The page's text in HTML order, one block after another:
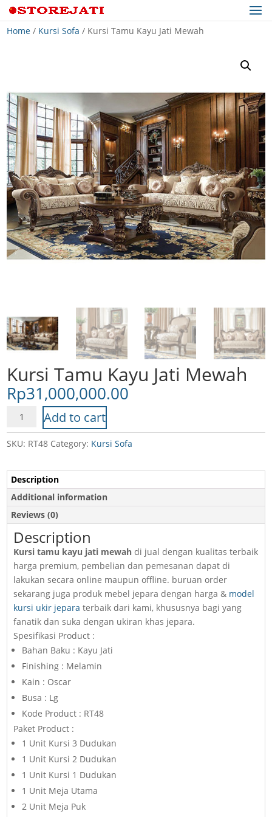
Home / Kursi Sofa / Kursi Tamu Kayu Jati Mewah
Kursi Tamu Kayu Jati Mewah
Rp31,000,000.00
Kursi
Kayu
Mewah
quantity
Add to cart
SKU: RT48 Category: Kursi Sofa
Description
Additional information
Reviews (0)
Description
Kursi tamu kayu jati mewah di jual dengan kualitas terbaik
harga premium, pembelian dan pemesanan dapat di
lakukan secara online maupun offline. buruan order
sekarang juga produk mebel jepara dengan harga & model
kursi ukir jepara terbaik dari kami, khususnya bagi yang
fanatik dan suka dengan ukiran khas jepara.
Spesifikasi Product :
Bahan Baku : Kayu Jati
Finishing : Melamin
Kain : Oscar
Busa : Lg
Kode Product : RT48
Paket Product :
1 Unit Kursi 3 Dudukan
1 Unit Kursi 2 Dudukan
1 Unit Kursi 1 Dudukan
1 Unit Meja Utama
2 Unit Meja Puk